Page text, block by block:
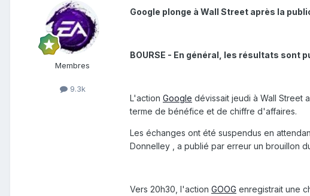
Membres
9.3k
Google plonge à Wall Street après la
BOURSE - En général, les résultats sont
L'action Google dévissait jeudi à Wall Street
terme de bénéfice et de chiffre d'affaires.
Les échanges ont été suspendus en
Donnelley , a publié par erreur un brouillon
Vers 20h30, l'action GOOG enregistrait une